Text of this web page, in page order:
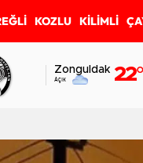
KOZLU KİLİMLİ
Zonguldak
Açık 22°